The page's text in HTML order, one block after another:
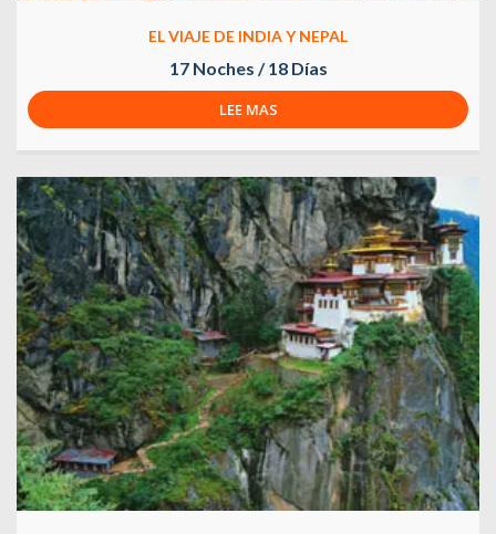
EL VIAJE DE INDIA Y NEPAL
17 Noches / 18 Días
LEE MAS